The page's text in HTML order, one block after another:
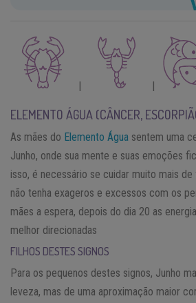
ELEMENTO ÁGUA (CÂNCER,
As mães do Elemento Água sentem uma
Junho, onde sua mente e suas emoções
isso, é necessário se cuidar muito mais de
não tenha exageros e excessos com os
mães a espera, depois do dia 20 as
melhor direcionadas
FILHOS DESTES SIGNOS
Para os pequenos destes signos, Junho
leveza, mas de uma aproximação maior